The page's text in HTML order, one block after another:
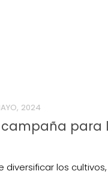
2024
campaña para
diversificar los